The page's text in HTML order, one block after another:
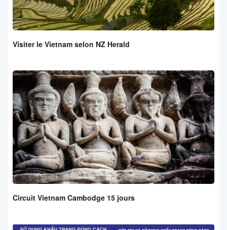
Visiter le Vietnam selon NZ Herald
Circuit Vietnam Cambodge 15 jours